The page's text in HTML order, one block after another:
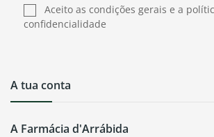
A Farmácia d'Arrábida
A tua conta
Aceito as condições gerais e a
confidencialidade